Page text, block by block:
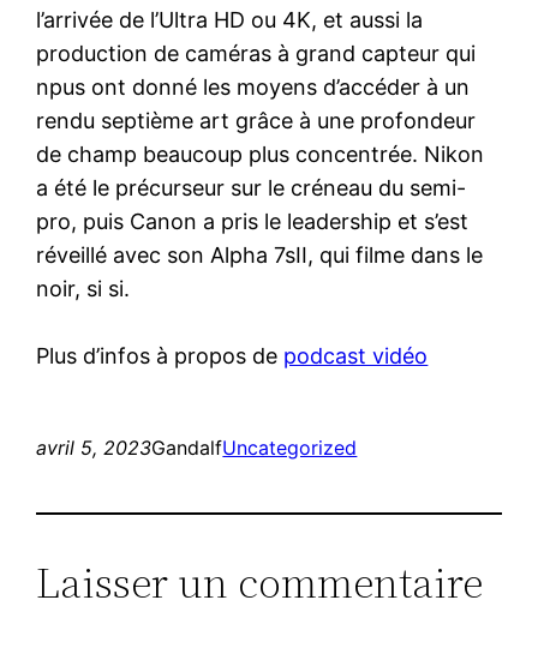
l’arrivée de l’Ultra HD ou 4K, et aussi la
production de caméras à grand capteur qui
npus ont donné les moyens d’accéder à un
rendu septième art grâce à une profondeur
de champ beaucoup plus concentrée. Nikon
a été le précurseur sur le créneau du semi-
pro, puis Canon a pris le leadership et s’est
réveillé avec son Alpha 7sII, qui filme dans le
noir, si si.
Plus d’infos à propos de podcast vidéo
avril 5, 2023GandalfUncategorized
Laisser un commentaire